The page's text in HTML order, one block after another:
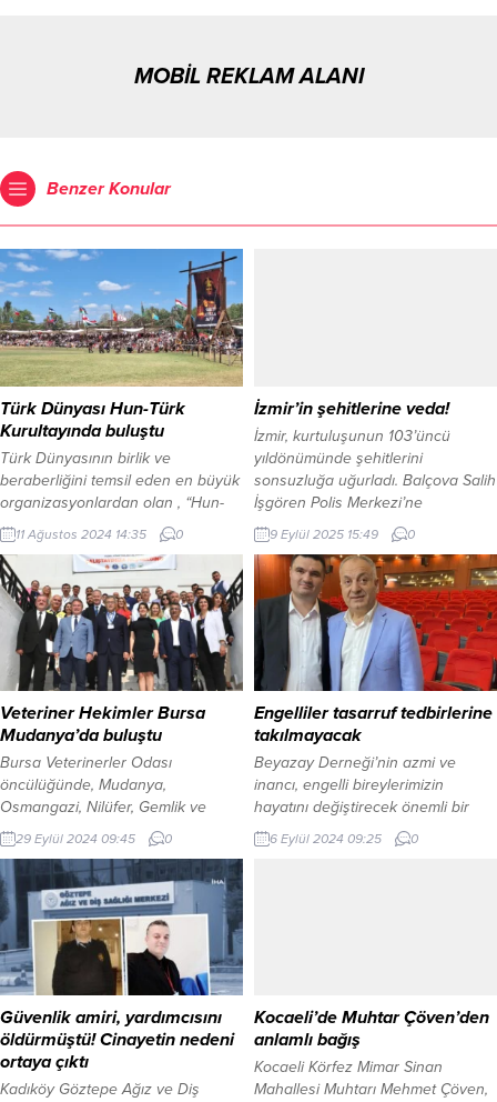
MOBİL REKLAM ALANI
Benzer Konular
Türk Dünyası Hun-Türk
Kurultayında buluştu
Türk Dünyasının birlik ve
beraberliğini temsil eden en büyük
organizasyonlardan olan , “Hun-
Türk Kurultayı” Macaristan Bugaç
Yaylasında düzenlendi. PAZARYERİ
GÜNDEM BİLECİK (İGFA) – Bilecik
Valisi Şefik Aygöl ve Macar Turan
Vakfı Başkanı Andras Zsolt Biro
arasında Bilecik için büyük önem
taşıyan “Söğüt Ertuğrul Gaziyi
Anma ve Yörük Şenlikleri” ve “Hun-
Türk...
11 Ağustos 2024 14:35 0
İzmir’in şehitlerine veda!
İzmir, kurtuluşunun 103’üncü
yıldönümünde şehitlerini
sonsuzluğa uğurladı. Balçova Salih
İşgören Polis Merkezi’ne
düzenlenen saldırıda şehit olan
Birinci Sınıf Emniyet Müdürü Polis
Başmüfettişi Muhsin Aydemir ile
Polis Memuru Hasan Akın son
yolculuğuna uğurlandı. İZMİR (İGFA)
– İzmir Büyükşehir Belediye
Başkanı Dr. Cemil Tugay, Balçova
Salih İşgören Polis Merkezi’ne
düzenlenen saldırıda şehit...
9 Eylül 2025 15:49 0
Veteriner Hekimler Bursa
Mudanya’da buluştu
Bursa Veterinerler Odası
öncülüğünde, Mudanya,
Osmangazi, Nilüfer, Gemlik ve
İnegöl belediyelerinin de desteği
ile Mudanya’nın Tirilye
Mahallesi’ndeki Taş Mektep
Akademi’de düzenlenen çalıştayda
sahipsiz hayvanlar sorunu ve
çözüm önerileri ele alındı. BURSA
(İGFA) – Bursa’nın Mudanya ilçesi
Tirilye Mahallesi’nde düzenlenen
“Serbest Dolaşan Hayvanlar,
Sorumlu Sahiplik Ve Yerel
Yönetimler Çalıştayı”nda
belediyelere bağlı...
29 Eylül 2024 09:45 0
Engelliler tasarruf tedbirlerine
takılmayacak
Beyazay Derneği’nin azmi ve
inancı, engelli bireylerimizin
hayatını değiştirecek önemli bir
adımı daha beraberinde getirdi.
KOCAELİ (İGFA) – Beyazay Derneği
bireyler için kritik bir sorun...
6 Eylül 2024 09:25 0
Güvenlik amiri, yardımcısını
öldürmüştü! Cinayetin nedeni
ortaya çıktı
Kadıköy Göztepe Ağız ve Diş
Kocaeli’de Muhtar Çöven’den
anlamlı bağış
Kocaeli Körfez Mimar Sinan
Mahallesi Muhtarı Mehmet Çöven,